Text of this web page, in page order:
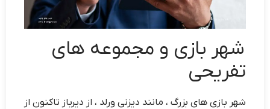
شهر بازی و مجموعه های
تفریحی
شهر بازی های بزرگ ، مانند دیزنی ورلد ، از دیرباز تاکنون از